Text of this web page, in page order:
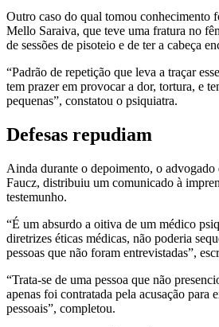
Outro caso do qual tomou conhecimento
Mello Saraiva, que teve uma fratura no
de sessões de pisoteio e de ter a cabeça
“Padrão de repetição que leva a traçar
tem prazer em provocar a dor, tortura, e
pequenas”, constatou o psiquiatra.
Defesas repudiam
Ainda durante o depoimento, o
Faucz, distribuiu um comunicado à
testemunho.
“É um absurdo a oitiva de um médico
diretrizes éticas médicas, não poderia
pessoas que não foram entrevistadas”,
“Trata-se de uma pessoa que não
apenas foi contratada pela acusação para
pessoais”, completou.